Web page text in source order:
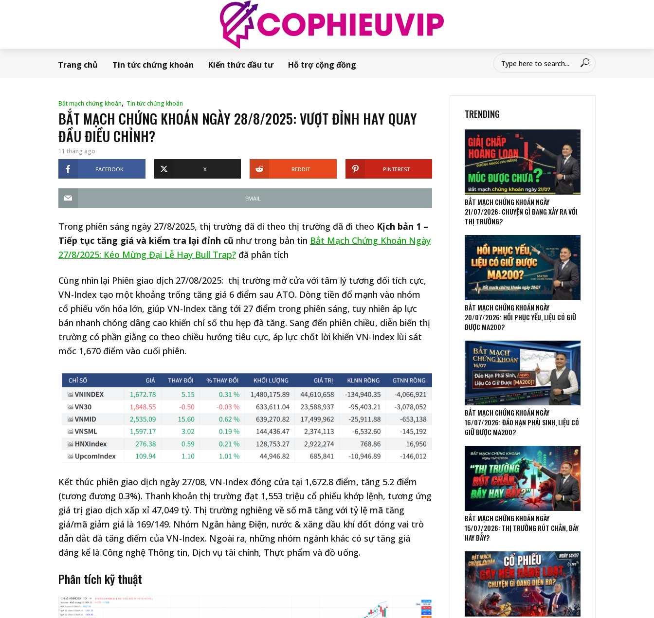
Trang chủ Tin tức chứng khoán Kiến thức đầu tư Hỗ trợ cộng đồng
Bắt mạch chứng khoán, Tin tức chứng khoán
BẮT MẠCH CHỨNG KHOÁN NGÀY 28/8/2025: VƯỢT ĐỈNH HAY QUAY
ĐẦU ĐIỀU CHỈNH?
11 tháng ago
FACEBOOK X REDDIT PINTEREST
EMAIL
Trong phiên sáng ngày 27/8/2025, thị trường đã đi theo thị trường đã đi theo Kịch bản 1 –
Tiếp tục tăng giá và kiểm tra lại đỉnh cũ như trong bản tin Bắt Mạch Chứng Khoán Ngày
27/8/2025: Kéo Mừng Đại Lễ Hay Bull Trap? đã phân tích
Cùng nhìn lại Phiên giao dịch 27/08/2025: thị trường mở cửa với tâm lý tương đối tích cực,
VN-Index tạo một khoảng trống tăng giá 6 điểm sau ATO. Dòng tiền đổ mạnh vào nhóm
cổ phiếu vốn hóa lớn, giúp VN-Index tăng tới 27 điểm trong phiên sáng, tuy nhiên áp lực
bán nhanh chóng dâng cao khiến chỉ số thu hẹp đà tăng. Sang đến phiên chiều, diễn biến thị
trường có phần giằng co theo chiều hướng tiêu cực, áp lực chốt lời khiến VN-Index lùi sát
mốc 1,670 điểm vào cuối phiên.
Kết thúc phiên giao dịch ngày 27/08, VN-Index đóng cửa tại 1,672.8 điểm, tăng 5.2 điểm
(tương đương 0.3%). Thanh khoản thị trường đạt 1,553 triệu cổ phiếu khớp lệnh, tương ứng
giá trị giao dịch xấp xỉ 47,049 tỷ. Thị trường nghiêng về số mã tăng với tỷ lệ mã tăng
giá/mã giảm giá là 169/149. Nhóm Ngân hàng Điện, nước & xăng dầu khí đốt đóng vai trò
dẫn dắt đà tăng điểm của VN-Index. Ngoài ra, những nhóm ngành khác có sự tăng giá
đáng kể là Công nghệ Thông tin, Dịch vụ tài chính, Thực phẩm và đồ uống.
Phân tích kỹ thuật
TRENDING
BẮT MẠCH CHỨNG KHOÁN NGÀY
21/07/2026: CHUYỆN GÌ ĐANG XẢY RA VỚI
THỊ TRƯỜNG?
BẮT MẠCH CHỨNG KHOÁN NGÀY
20/07/2026: HỒI PHỤC YẾU, LIỆU CÓ GIỮ
ĐƯỢC MA200?
BẮT MẠCH CHỨNG KHOÁN NGÀY
16/07/2026: ĐÁO HẠN PHÁI SINH, LIỆU CÓ
GIỮ ĐƯỢC MA200?
BẮT MẠCH CHỨNG KHOÁN NGÀY
15/07/2026: THỊ TRƯỜNG RÚT CHÂN, ĐÁY
HAY BẪY?